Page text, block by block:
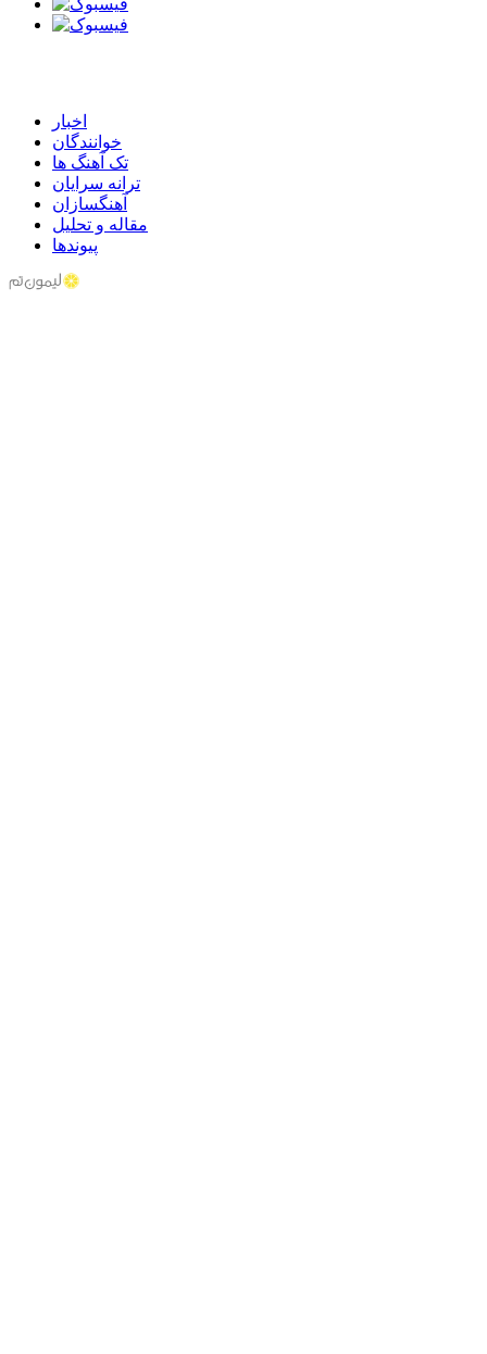
اخبار
خوانندگان
تک آهنگ ها
ترانه سرایان
آهنگسازان
مقاله و تحلیل
پیوندها